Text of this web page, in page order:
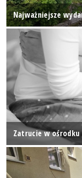
Najważniejsze
Zatrucie w